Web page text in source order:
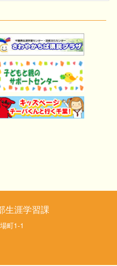
生涯学習課
町1-1